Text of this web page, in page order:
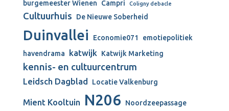
burgemeester Wienen Campri Coligny debacle
Cultuurhuis De Nieuwe Soberheid
Duinvallei Economie071
emotiepolitiek
havendrama
katwijk Katwijk Marketing
kennis- en cultuurcentrum
Leidsch Dagblad Locatie Valkenburg
Mient Kooltuin N206 Noordzeepassage